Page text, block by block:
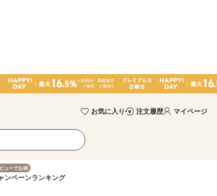
お気に入り 注文履歴 マイページ
ューでお得
ンペーンランキング